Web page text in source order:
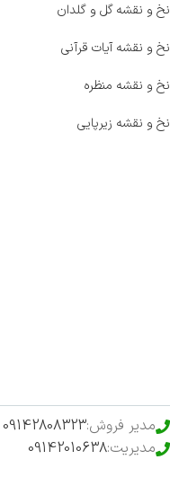
نخ و نقشه گل و گلدان
نخ و نقشه آیات قرآنی
نخ و نقشه منظره
نخ و نقشه زیرپایی
مدیر فروش:09142808323
مدیریت:09142010638